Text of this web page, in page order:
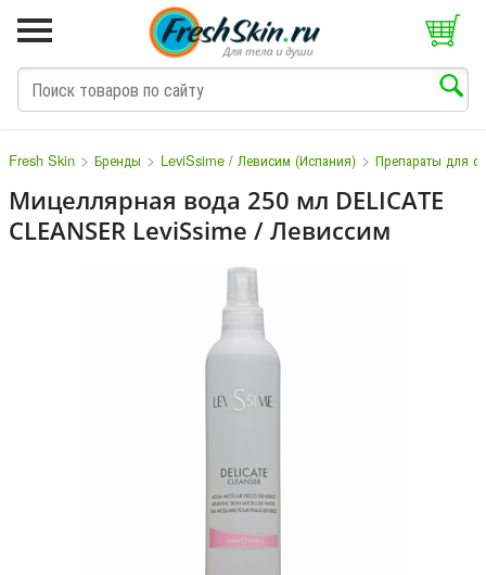
Fresh Skin > Бренды > LeviSsime / Левисим (Испания) > Препараты для
Мицеллярная вода 250 мл DELICATE
CLEANSER LeviSsime / Левиссим